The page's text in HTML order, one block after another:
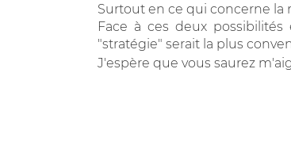
Surtout en ce qui concerne la
Face à ces deux
"stratégie" serait la plus
J'espère que vous saurez